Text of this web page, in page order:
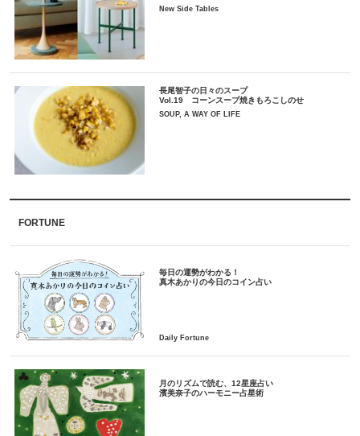
New Side Tables
長尾智子の日々のスープ
Vol.19 コーンスープ焼きもろこしのせ
SOUP, A WAY OF LIFE
FORTUNE
毎日の運勢がわかる！
月のリズムで読む、12星座占い